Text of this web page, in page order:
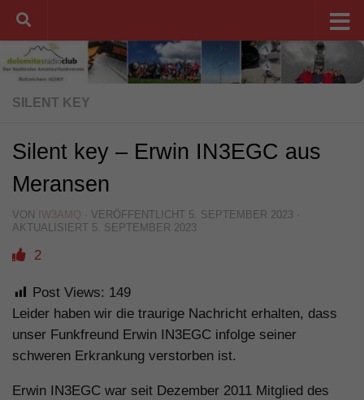
Unter dem Inhalt
SILENT KEY
Silent key – Erwin IN3EGC aus
Meransen
VON IW3AMQ · VERÖFFENTLICHT 5. SEPTEMBER 2023 ·
AKTUALISIERT 5. SEPTEMBER 2023
2
Post Views: 149
Leider haben wir die traurige Nachricht erhalten, dass
unser Funkfreund Erwin IN3EGC infolge seiner
schweren Erkrankung verstorben ist.
Erwin IN3EGC war seit Dezember 2011 Mitglied des